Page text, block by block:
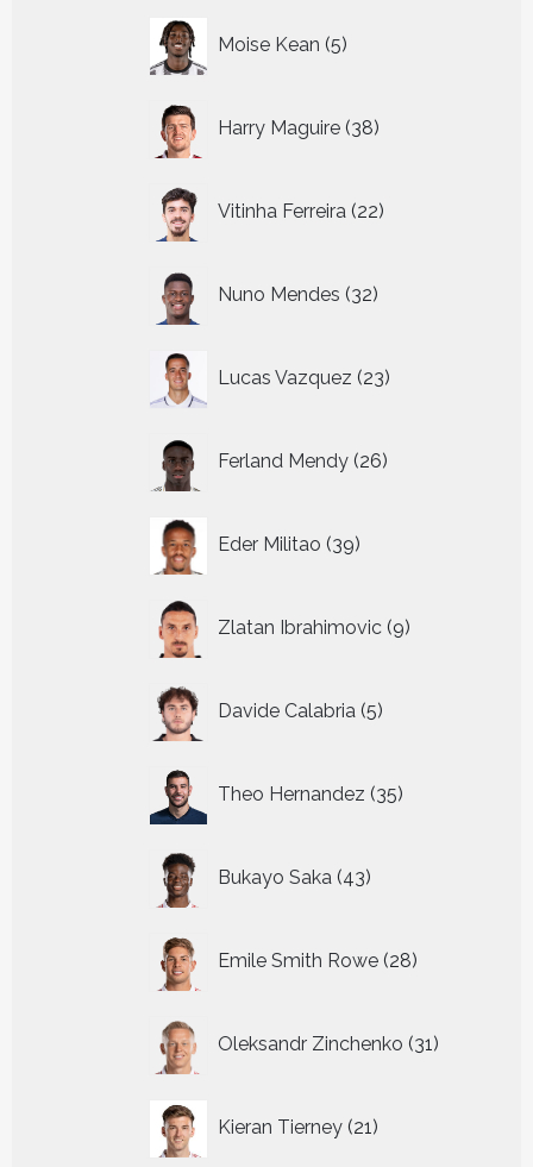
Moise Kean 5
producten
Harry Maguire 38
producten
Vitinha Ferreira 22
producten
Nuno Mendes 32
producten
Lucas Vazquez 23
producten
Ferland Mendy 26
producten
Eder Militao 39
producten
Zlatan Ibrahimovic 9
producten
Davide Calabria 5
producten
Theo Hernandez 35
producten
Bukayo Saka 43
producten
Emile Smith Rowe 28
producten
Oleksandr Zinchenko 31
producten
Kieran Tierney 21
producten